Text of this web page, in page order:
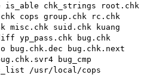
chk_strings root.chk
cops group.chk rc.chk
misc.chk suid.chk kuang
yp_pass.chk bug.chk
bug.chk.dec bug.chk.next
bug_cmp
/usr/local/cops